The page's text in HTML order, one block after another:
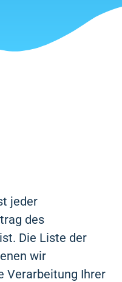
jeder
des
Die Liste der
wir
Verarbeitung Ihrer